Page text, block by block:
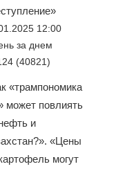
12:00
за днем
(40821)
«трампономика
может повлиять
и
«Цены
могут